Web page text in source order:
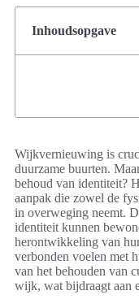
Inhoudsopgave
Wijkvernieuwing is
duurzame buurten.
behoud van identiteit?
aanpak die zowel de
in overweging neemt.
identiteit kunnen
herontwikkeling van
verbonden voelen met
van het behouden van
wijk, wat bijdraagt aan